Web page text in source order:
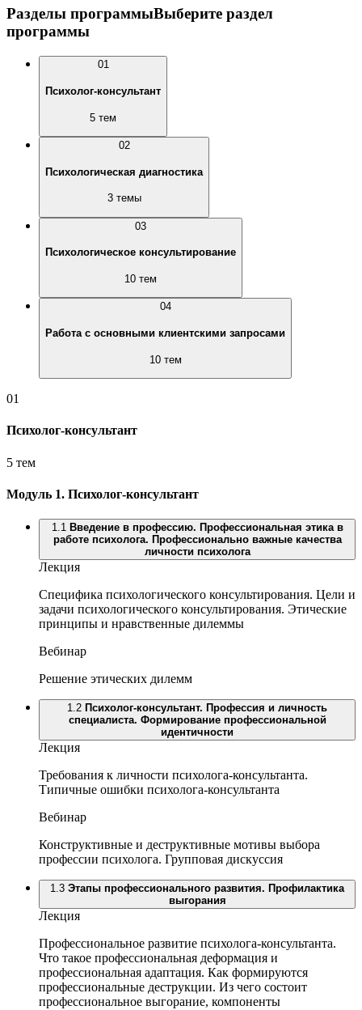
Разделы программыВыберите раздел
программы
01
Психолог-консультант
5 тем
02
Психологическая диагностика
3 темы
03
Психологическое консультирование
10 тем
04
Работа с основными клиентскими запросами
10 тем
01
Психолог-консультант
5 тем
Модуль 1. Психолог-консультант
1.1 Введение в профессию. Профессиональная этика в
работе психолога. Профессионально важные качества
личности психолога
Лекция
Специфика психологического консультирования. Цели и
задачи психологического консультирования. Этические
принципы и нравственные дилеммы
Вебинар
Решение этических дилемм
1.2 Психолог-консультант. Профессия и личность
специалиста. Формирование профессиональной
идентичности
Лекция
Требования к личности психолога-консультанта.
Типичные ошибки психолога-консультанта
Вебинар
Конструктивные и деструктивные мотивы выбора
профессии психолога. Групповая дискуссия
1.3 Этапы профессионального развития. Профилактика
выгорания
Лекция
Профессиональное развитие психолога-консультанта.
Что такое профессиональная деформация и
профессиональная адаптация. Как формируются
профессиональные деструкции. Из чего состоит
профессиональное выгорание, компоненты